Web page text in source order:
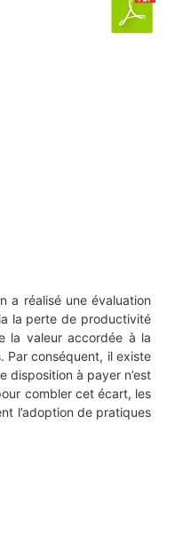
a réalisé une évaluation
la perte de productivité
la valeur accordée à la
Par conséquent, il existe
disposition à payer n’est
combler cet écart, les
l’adoption de pratiques